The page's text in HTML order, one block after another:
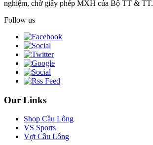
nghiệm, chờ giấy phép MXH của Bộ TT & TT.
Follow us
Our Links
Shop Cầu Lông
VS Sports
Vợt Cầu Lông